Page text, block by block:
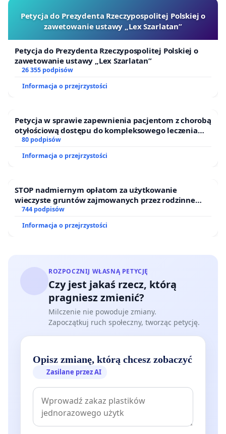
Petycja do Prezydenta Rzeczypospolitej Polskiej o
zawetowanie ustawy „Lex Szarlatan”
Petycja do Prezydenta Rzeczypospolitej Polskiej o
zawetowanie ustawy „Lex Szarlatan”
26 355 podpisów
Informacja o przejrzystości
Petycja w sprawie zapewnienia pacjentom z chorobą
otyłościową dostępu do kompleksowego leczenia
oraz programów profilaktycznych.
80 podpisów
Informacja o przejrzystości
STOP nadmiernym opłatom za użytkowanie
wieczyste gruntów zajmowanych przez rodzinne
ogrody działkowe.
744 podpisów
Informacja o przejrzystości
ROZPOCZNIJ WŁASNĄ PETYCJĘ
Czy jest jakaś rzecz, którą
pragniesz zmienić?
Milczenie nie powoduje zmiany.
Zapoczątkuj ruch społeczny, tworząc petycję.
Opisz zmianę, którą chcesz zobaczyć
Zasilane przez AI